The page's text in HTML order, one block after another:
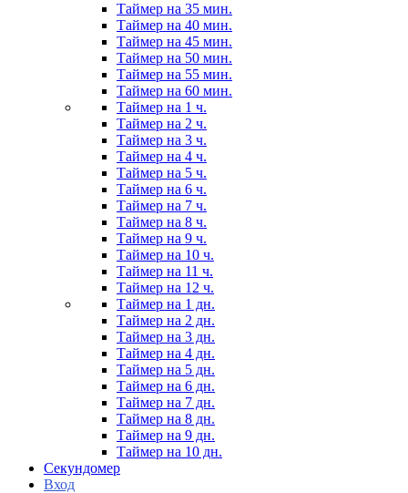
Таймер на 35 мин.
Таймер на 40 мин.
Таймер на 45 мин.
Таймер на 50 мин.
Таймер на 55 мин.
Таймер на 60 мин.
Таймер на 1 ч.
Таймер на 2 ч.
Таймер на 3 ч.
Таймер на 4 ч.
Таймер на 5 ч.
Таймер на 6 ч.
Таймер на 7 ч.
Таймер на 8 ч.
Таймер на 9 ч.
Таймер на 10 ч.
Таймер на 11 ч.
Таймер на 12 ч.
Таймер на 1 дн.
Таймер на 2 дн.
Таймер на 3 дн.
Таймер на 4 дн.
Таймер на 5 дн.
Таймер на 6 дн.
Таймер на 7 дн.
Таймер на 8 дн.
Таймер на 9 дн.
Таймер на 10 дн.
Секундомер
Вход